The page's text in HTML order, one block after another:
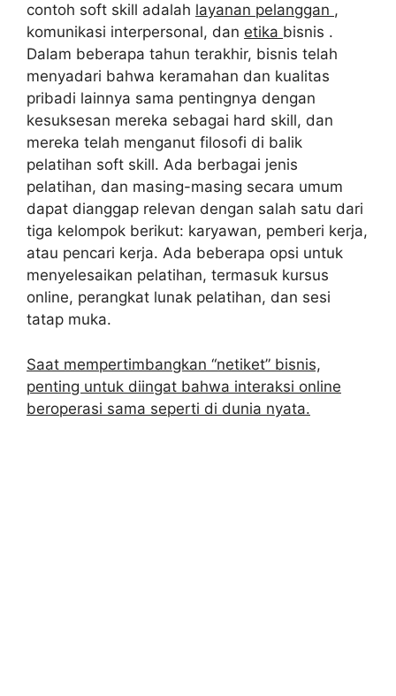
contoh soft skill adalah layanan pelanggan ,
komunikasi interpersonal, dan etika bisnis .
Dalam beberapa tahun terakhir, bisnis telah
menyadari bahwa keramahan dan kualitas
pribadi lainnya sama pentingnya dengan
kesuksesan mereka sebagai hard skill, dan
mereka telah menganut filosofi di balik
pelatihan soft skill. Ada berbagai jenis
pelatihan, dan masing-masing secara umum
dapat dianggap relevan dengan salah satu dari
tiga kelompok berikut: karyawan, pemberi kerja,
atau pencari kerja. Ada beberapa opsi untuk
menyelesaikan pelatihan, termasuk kursus
online, perangkat lunak pelatihan, dan sesi
tatap muka.
Saat mempertimbangkan “netiket” bisnis,
penting untuk diingat bahwa interaksi online
beroperasi sama seperti di dunia nyata.